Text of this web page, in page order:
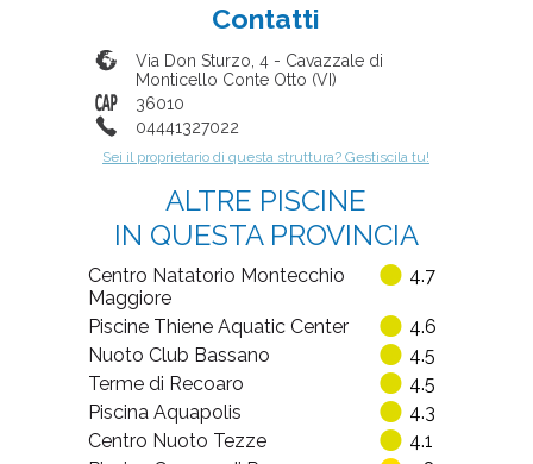
Contatti
Via Don Sturzo, 4- Cavazzale di
Monticello Conte Otto (VI)
36010
04441327022
Sei il proprietario di questa struttura? Gestiscila tu!
ALTRE PISCINE
IN QUESTA PROVINCIA
Centro Natatorio Montecchio
Maggiore
4.7
Piscine Thiene Aquatic Center
4.6
Nuoto Club Bassano
4.5
Terme di Recoaro
4.5
Piscina Aquapolis
4.3
Centro Nuoto Tezze
4.1